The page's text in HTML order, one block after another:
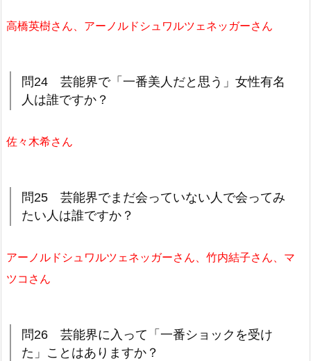
高橋英樹さん、アーノルドシュワルツェネッガーさん
問24 芸能界で「一番美人だと思う」女性有名
人は誰ですか？
佐々木希さん
問25 芸能界でまだ会っていない人で会ってみ
たい人は誰ですか？
アーノルドシュワルツェネッガーさん、竹内結子さん、マ
ツコさん
問26 芸能界に入って「一番ショックを受け
た」ことはありますか？